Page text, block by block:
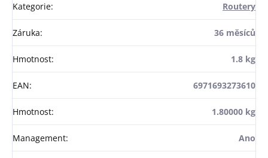
Kategorie: Routery
Záruka: 36 měsíců
Hmotnost: 1.8 kg
EAN: 6971693273610
Hmotnost: 1.80000 kg
Management: Ano